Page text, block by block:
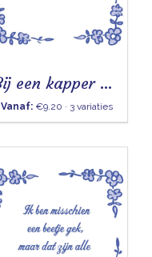
Bij een kapper - Tegeltje
Vanaf:€9.20 · 3 variaties